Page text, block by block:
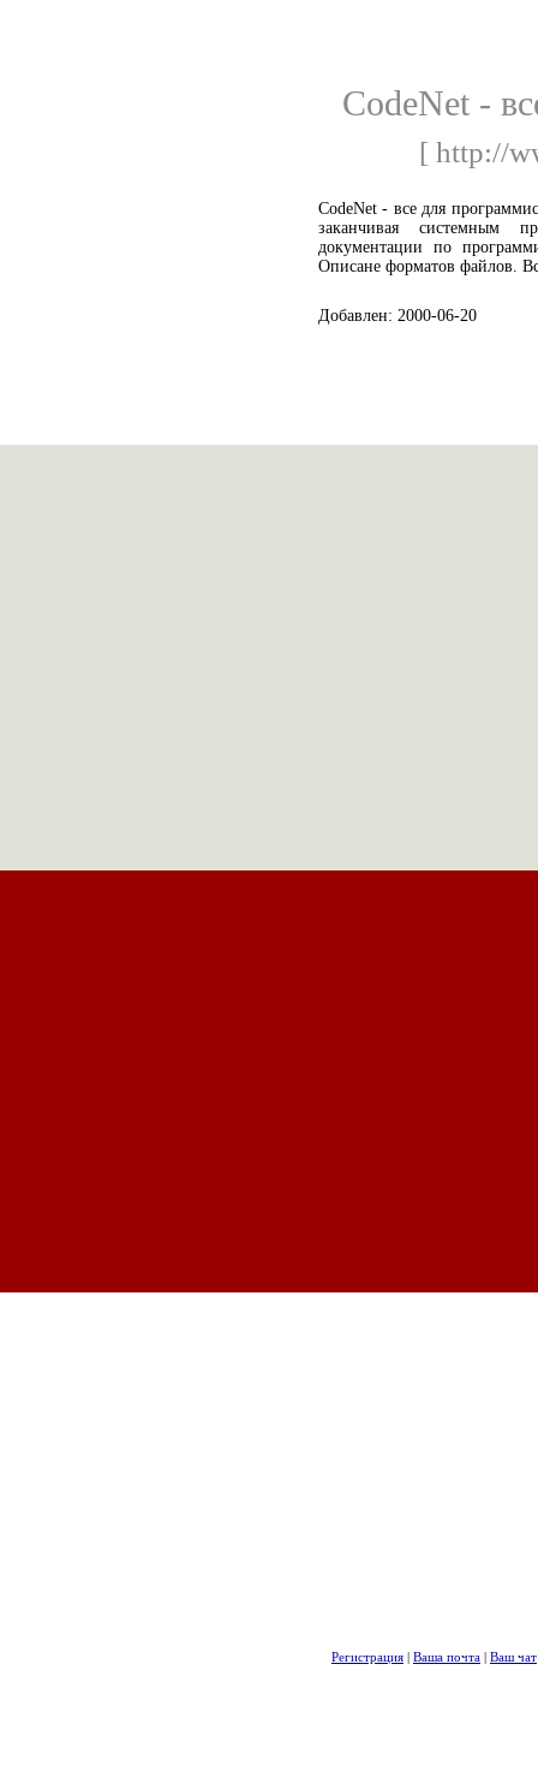
CodeNet -
[ http://
CodeNet - все для
заканчивая системным
документации по
Описане форматов файлов.
Добавлен: 2000-06-20
Регистрация | Ваша почта | Ваш чат